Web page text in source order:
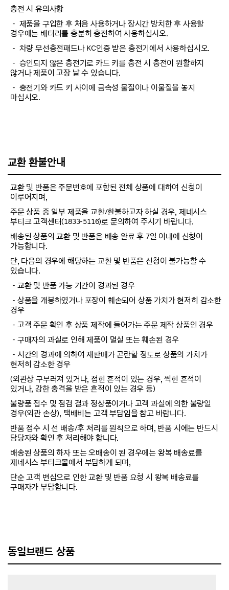
충전 시 유의사항
－ 제품을 구입한 후 처음 사용하거나 장시간 방치한 후 사용할
경우에는 배터리를 충분히 충전하여 사용하십시오.
－ 차량 무선충전패드나 KC인증 받은 충전기에서 사용하십시오.
－ 승인되지 않은 충전기로 카드 키를 충전 시 충전이 원활하지
않거나 제품이 고장 날 수 있습니다.
－ 충전기와 카드 키 사이에 금속성 물질이나 이물질을 놓지
마십시오.
교환 환불안내
교환 및 반품은 주문번호에 포함된 전체 상품에 대하여 신청이
이루어지며,
주문 상품 중 일부 제품을 교환/환불하고자 하실 경우, 제네시스
부티크 고객센터(1833-5116)로 문의하여 주시기 바랍니다.
배송된 상품의 교환 및 반품은 배송 완료 후 7일 이내에 신청이
가능합니다.
단, 다음의 경우에 해당하는 교환 및 반품은 신청이 불가능할 수
있습니다.
－교환 및 반품 가능 기간이 경과된 경우
－상품을 개봉하였거나 포장이 훼손되어 상품 가치가 현저히 감소한
경우
－고객 주문 확인 후 상품 제작에 들어가는 주문 제작 상품인 경우
－구매자의 과실로 인해 제품이 멸실 또는 훼손된 경우
－시간의 경과에 의하여 재판매가 곤란할 정도로 상품의 가치가
현저히 감소한 경우
(외관상 구부러져 있거나, 접힌 흔적이 있는 경우, 찍힌 흔적이
있거나, 강한 충격을 받은 흔적이 있는 경우 등)
불량품 접수 및 점검 결과 정상품이거나 고객 과실에 의한 불량일
경우(외관 손상), 택배비는 고객 부담임을 참고 바랍니다.
반품 접수 시 선 배송/후 처리를 원칙으로 하며, 반품 시에는 반드시
담당자와 확인 후 처리해야 합니다.
배송된 상품의 하자 또는 오배송이 된 경우에는 왕복 배송료를
제네시스 부티크몰에서 부담하게 되며,
단순 고객 변심으로 인한 교환 및 반품 요청 시 왕복 배송료를
구매자가 부담합니다.
동일브랜드 상품